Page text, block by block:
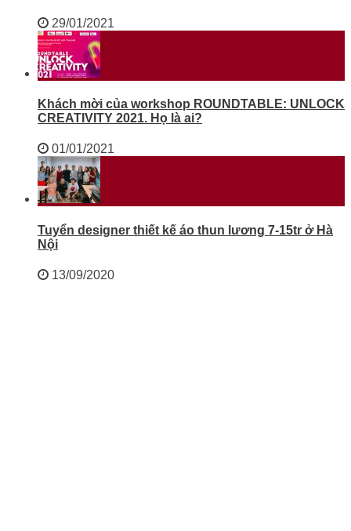
29/01/2021
Khách mời của workshop ROUNDTABLE: UNLOCK
CREATIVITY 2021. Họ là ai?
01/01/2021
Tuyển designer thiết kế áo thun lương 7-15tr ở Hà
Nội
13/09/2020